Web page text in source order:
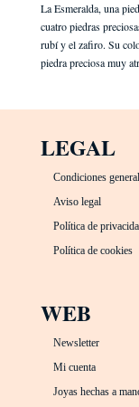
La Esmeralda, una
cuatro piedras
rubí y el zafiro. Su
piedra preciosa muy
LEGAL
Condiciones
Aviso legal
Política de
Política de cookies
WEB
Newsletter
Mi cuenta
Joyas hechas a